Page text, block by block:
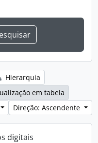
Hierarquia
em tabela
Direção: Ascendente
digitais